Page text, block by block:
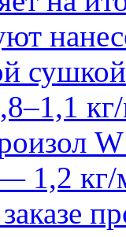
кг/
1,2 кг/